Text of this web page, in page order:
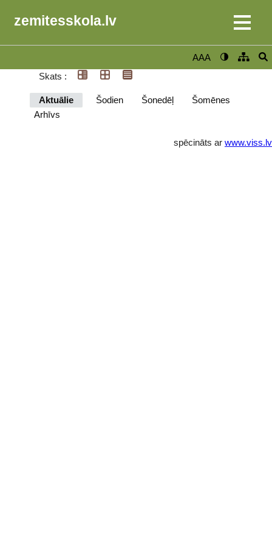
zemitesskola.lv
AAA
Skats :
Aktuālie Šodien Šonedēļ
Šomēnes
Arhīvs
spēcināts ar www.viss.lv